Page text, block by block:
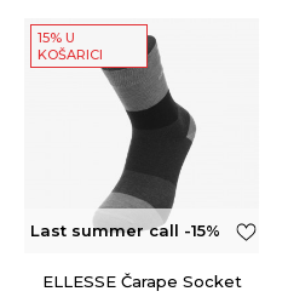
15% U
KOŠARICI
Last summer call -15%
OFF
ELLESSE Čarape Socket